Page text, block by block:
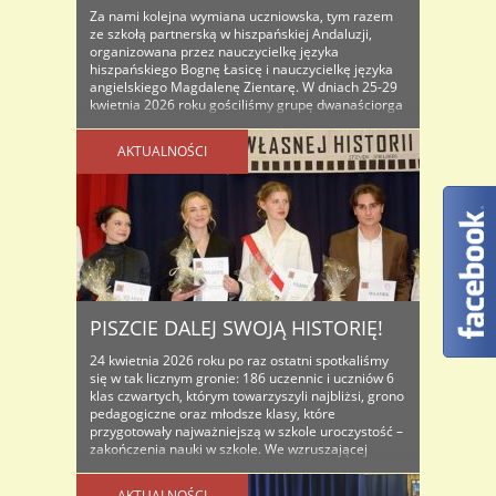
Za nami kolejna wymiana uczniowska, tym razem
ze szkołą partnerską w hiszpańskiej Andaluzji,
organizowana przez nauczycielkę języka
hiszpańskiego Bognę Łasicę i nauczycielkę języka
angielskiego Magdalenę Zientarę. W dniach 25-29
kwietnia 2026 roku gościliśmy grupę dwanaściorga
Adra w Hiszpanii. Uczniowie hiszpańscy
zamieszkali u swoich koleżanek i kolegów ..
AKTUALNOŚCI
PISZCIE DALEJ SWOJĄ HISTORIĘ!
24 kwietnia 2026 roku po raz ostatni spotkaliśmy
się w tak licznym gronie: 186 uczennic i uczniów 6
klas czwartych, którym towarzyszyli najbliżsi, grono
pedagogiczne oraz młodsze klasy, które
przygotowały najważniejszą w szkole uroczystość –
zakończenia nauki w szkole. We wzruszającej
Spilberga „Jesteśmy twórcami własnej historii”